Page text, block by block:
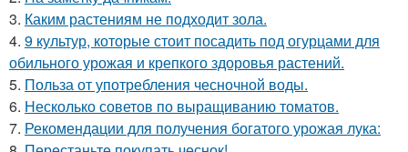
3. Каким растениям не подходит зола.
4. 9 культур, которые стоит посадить под огурцами для
обильного урожая и крепкого здоровья растений.
5. Польза от употребления чесночной воды.
6. Несколько советов по выращиванию томатов.
7. Рекомендации для получения богатого урожая лука: